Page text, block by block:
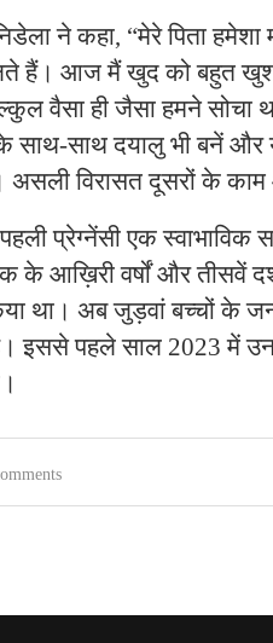
ने कहा, “मेरे पिता
हैं। आज मैं खुद को बहुत
वैसा ही जैसा हमने सोचा
के साथ-साथ दयालु भी बनें
असली विरासत दूसरों के
प्रेग्नेंसी एक स्वाभाविक
के आख़िरी वर्षों और
था। अब जुड़वां बच्चों के
है। इससे पहले साल 2023 में